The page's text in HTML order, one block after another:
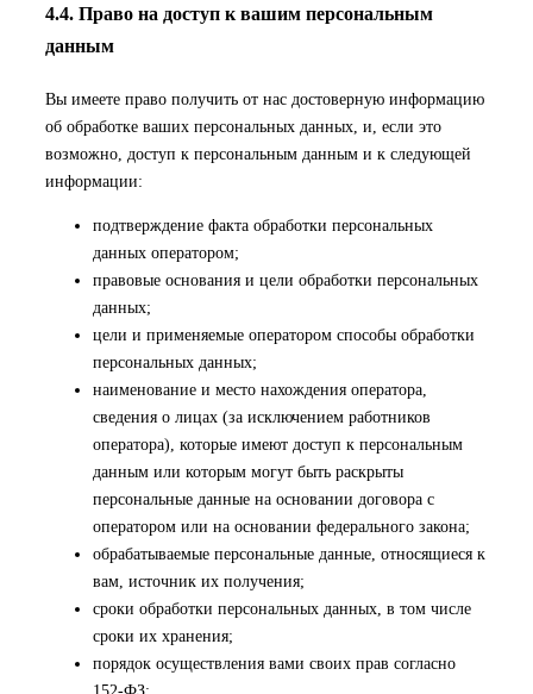
4.4. Право на доступ к вашим персональным
данным
Вы имеете право получить от нас достоверную информацию
об обработке ваших персональных данных, и, если это
возможно, доступ к персональным данным и к следующей
информации:
подтверждение факта обработки персональных
данных оператором;
правовые основания и цели обработки персональных
данных;
цели и применяемые оператором способы обработки
персональных данных;
наименование и место нахождения оператора,
сведения о лицах (за исключением работников
оператора), которые имеют доступ к персональным
данным или которым могут быть раскрыты
персональные данные на основании договора с
оператором или на основании федерального закона;
обрабатываемые персональные данные, относящиеся к
вам, источник их получения;
сроки обработки персональных данных, в том числе
сроки их хранения;
порядок осуществления вами своих прав согласно